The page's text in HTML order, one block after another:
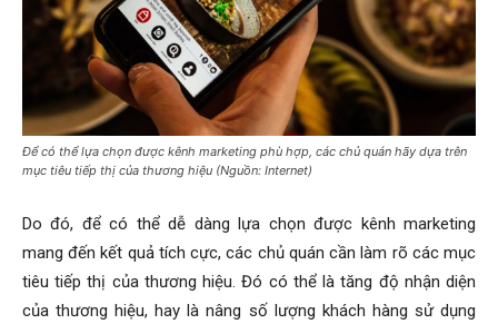
Để có thể lựa chọn được kênh marketing phù hợp, các chủ quán hãy dựa trên
mục tiêu tiếp thị của thương hiệu (Nguồn: Internet)
Do đó, để có thể dễ dàng lựa chọn được kênh marketing
mang đến kết quả tích cực, các chủ quán cần làm rõ các mục
tiêu tiếp thị của thương hiệu. Đó có thể là tăng độ nhận diện
của thương hiệu, hay là nâng số lượng khách hàng sử dụng